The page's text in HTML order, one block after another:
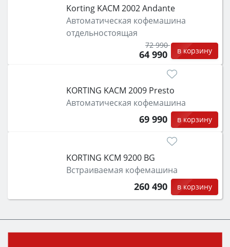
Korting KACM 2002 Andante
Автоматическая кофемашина
отдельностоящая
72 990
64 990 в корзину
KORTING KACM 2009 Presto
Автоматическая кофемашина
69 990 в корзину
KORTING KCM 9200 BG
Встраиваемая кофемашина
260 490 в корзину